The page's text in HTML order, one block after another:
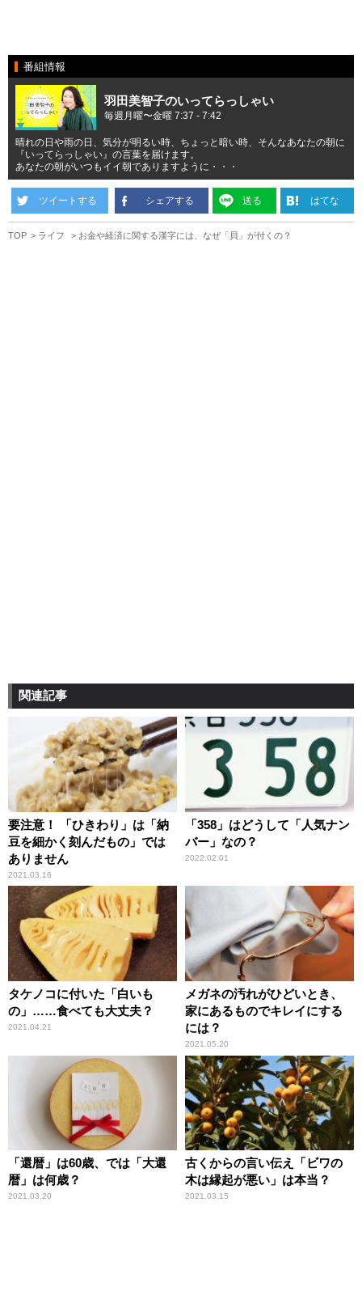
番組情報
羽田美智子のいってらっしゃい
毎週月曜〜金曜 7:37 - 7:42
晴れの日や雨の日、気分が明るい時、ちょっと暗い時、そんなあなたの朝に
『いってらっしゃい』の言葉を届けます。
あなたの朝がいつもイイ朝でありますように・・・
ツイートする シェアする 送る はてな
TOP ライフ お金や経済に関する漢字には、なぜ「貝」が付くの？
関連記事
要注意！ 「ひきわり」は「納
豆を細かく刻んだもの」では
ありません
2021.03.16
「358」はどうして「人気ナン
バー」なの？
2022.02.01
タケノコに付いた「白いも
の」……食べても大丈夫？
2021.04.21
メガネの汚れがひどいとき、
家にあるものでキレイにする
には？
2021.05.20
「還暦」は60歳、では「大還
暦」は何歳？
2021.03.20
古くからの言い伝え「ビワの
木は縁起が悪い」は本当？
2021.03.15